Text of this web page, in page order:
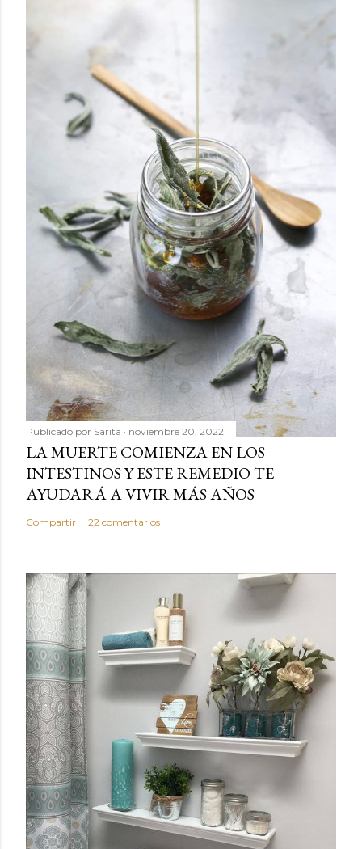
Publicado por Sarita noviembre 20, 2022
LA MUERTE COMIENZA EN LOS
INTESTINOS Y ESTE REMEDIO TE
AYUDARÁ A VIVIR MÁS AÑOS
Compartir 22 comentarios